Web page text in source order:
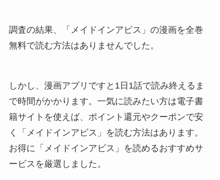
調査の結果、「メイドインアビス」の漫画を全巻
無料で読む方法はありませんでした。
しかし、漫画アプリですと1日1話で読み終えるま
で時間がかかります。一気に読みたい方は電子書
籍サイトを使えば、ポイント還元やクーポンで安
く「メイドインアビス」を読む方法はあります。
お得に「メイドインアビス」を読めるおすすめサ
ービスを厳選しました。